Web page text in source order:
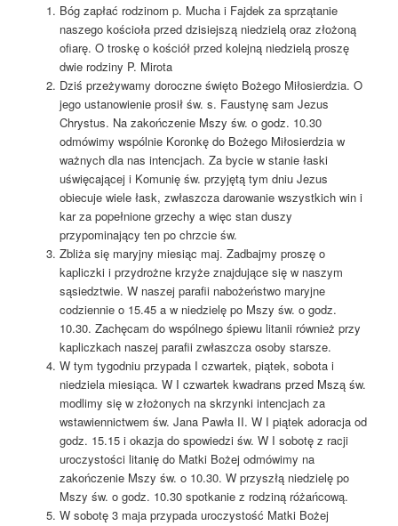
Bóg zapłać rodzinom p. Mucha i Fajdek za sprzątanie
naszego kościoła przed dzisiejszą niedzielą oraz złożoną
ofiarę. O troskę o kościół przed kolejną niedzielą proszę
dwie rodziny P. Mirota
Dziś przeżywamy doroczne święto Bożego Miłosierdzia. O
jego ustanowienie prosił św. s. Faustynę sam Jezus
Chrystus. Na zakończenie Mszy św. o godz. 10.30
odmówimy wspólnie Koronkę do Bożego Miłosierdzia w
ważnych dla nas intencjach. Za bycie w stanie łaski
uświęcającej i Komunię św. przyjętą tym dniu Jezus
obiecuje wiele łask, zwłaszcza darowanie wszystkich win i
kar za popełnione grzechy a więc stan duszy
przypominający ten po chrzcie św.
Zbliża się maryjny miesiąc maj. Zadbajmy proszę o
kapliczki i przydrożne krzyże znajdujące się w naszym
sąsiedztwie. W naszej parafii nabożeństwo maryjne
codziennie o 15.45 a w niedzielę po Mszy św. o godz.
10.30. Zachęcam do wspólnego śpiewu litanii również przy
kapliczkach naszej parafii zwłaszcza osoby starsze.
W tym tygodniu przypada I czwartek, piątek, sobota i
niedziela miesiąca. W I czwartek kwadrans przed Mszą św.
modlimy się w złożonych na skrzynki intencjach za
wstawiennictwem św. Jana Pawła II. W I piątek adoracja od
godz. 15.15 i okazja do spowiedzi św. W I sobotę z racji
uroczystości litanię do Matki Bożej odmówimy na
zakończenie Mszy św. o 10.30. W przyszłą niedzielę po
Mszy św. o godz. 10.30 spotkanie z rodziną różańcową.
W sobotę 3 maja przypada uroczystość Matki Bożej